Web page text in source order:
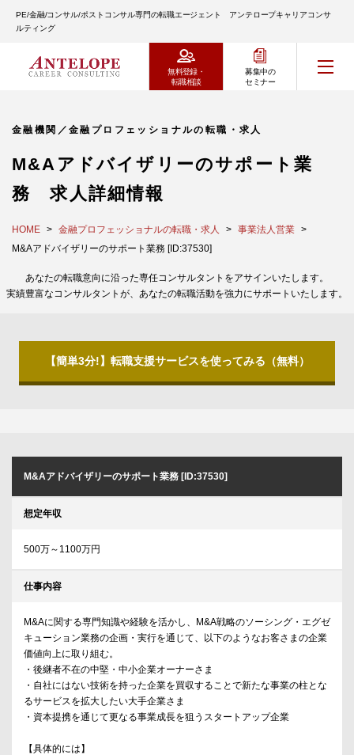
PE/金融/コンサル/ポストコンサル専門の転職エージェント アンテロープキャリアコンサ
ルティング
無料登録・
転職相談
募集中の
セミナー
金融機関／金融プロフェッショナルの転職・求人
M&Aアドバイザリーのサポート業
務 求人詳細情報
HOME 金融プロフェッショナルの転職・求人
事業法人営業
M&Aアドバイザリーのサポート業務 [ID:37530]
あなたの転職意向に沿った専任コンサルタントをアサインいたします。
実績豊富なコンサルタントが、あなたの転職活動を強力にサポートいたします。
【簡単3分!】転職支援サービスを使ってみる（無料）
M&Aアドバイザリーのサポート業務 [ID:37530]
想定年収
500万～1100万円
仕事内容
M&Aに関する専門知識や経験を活かし、M&A戦略のソーシング・エグゼ
キューション業務の企画・実行を通じて、以下のようなお客さまの企業
価値向上に取り組む。
・後継者不在の中堅・中小企業オーナーさま
・自社にはない技術を持った企業を買収することで新たな事業の柱とな
るサービスを拡大したい大手企業さま
・資本提携を通じて更なる事業成長を狙うスタートアップ企業
【具体的には】